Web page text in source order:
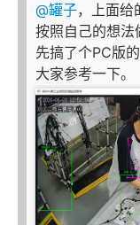
@罐子，上面给
按照自己的想
先搞了个PC版
大家参考一下。